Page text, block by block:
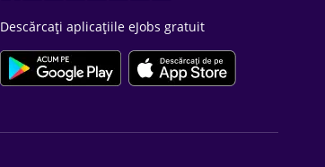
Descărcați aplicațiile eJobs gratuit